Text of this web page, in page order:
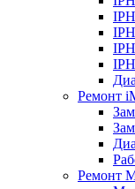
Ремонт
Ремонт